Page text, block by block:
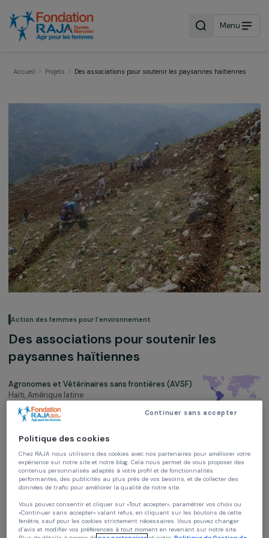
Menu
Action des femmes pour l’environnement
Des associations pour soutenir les
paysannes haïtiennes
Haïti,Amérique latine
Soutenu en 2008
Politique des cookies
Chez RAJA nous utilisons des cookies avec nos partenaires pour améliorer
expérience sur notre site et notre blog. Cela nous permet de vous proposer
contenus personnalisés adaptés à votre profil et de fonctionnalités
performantes, des publicités au plus près de vos besoins, et de collecter des
Continuer sans accepter